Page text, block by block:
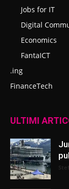
Jobs for IT
Digital
Economics
FantaICT
.ing
FinanceTech
ULTIMI